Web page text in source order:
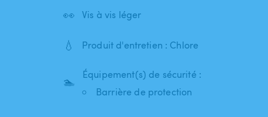
👀 Vis à vis léger
💧 Produit d'entretien : Chlore
🏊
Équipement(s) de sécurité :
Barrière de protection